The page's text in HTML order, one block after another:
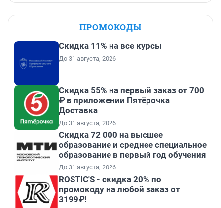
ПРОМОКОДЫ
Скидка 11% на все курсы
До 31 августа, 2026
Скидка 55% на первый заказ от 700
₽ в приложении Пятёрочка
Доставка
До 31 августа, 2026
Скидка 72 000 на высшее
образование и среднее специальное
образование в первый год обучения
До 31 августа, 2026
ROSTIC'S - скидка 20% по
промокоду на любой заказ от
3199₽!